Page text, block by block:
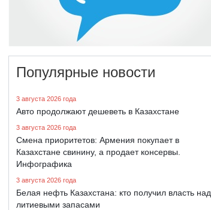
Популярные новости
3 августа 2026 года
Авто продолжают дешеветь в Казахстане
3 августа 2026 года
Смена приоритетов: Армения покупает в
Казахстане свинину, а продает консервы.
Инфографика
3 августа 2026 года
Белая нефть Казахстана: кто получил власть над
литиевыми запасами